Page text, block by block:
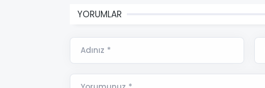
YORUMLAR
Adınız *